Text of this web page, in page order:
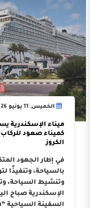
الخميس, 11 يونيو 2026
كميناء صعود
الكروز
في إطار الجهود
بالسياحة، وتنفيذًا
وتنشيط السياحة،